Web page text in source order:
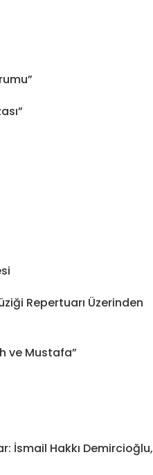
Repertuarı Üzerinden
ve Mustafa”
İsmail Hakkı Demircioğlu,